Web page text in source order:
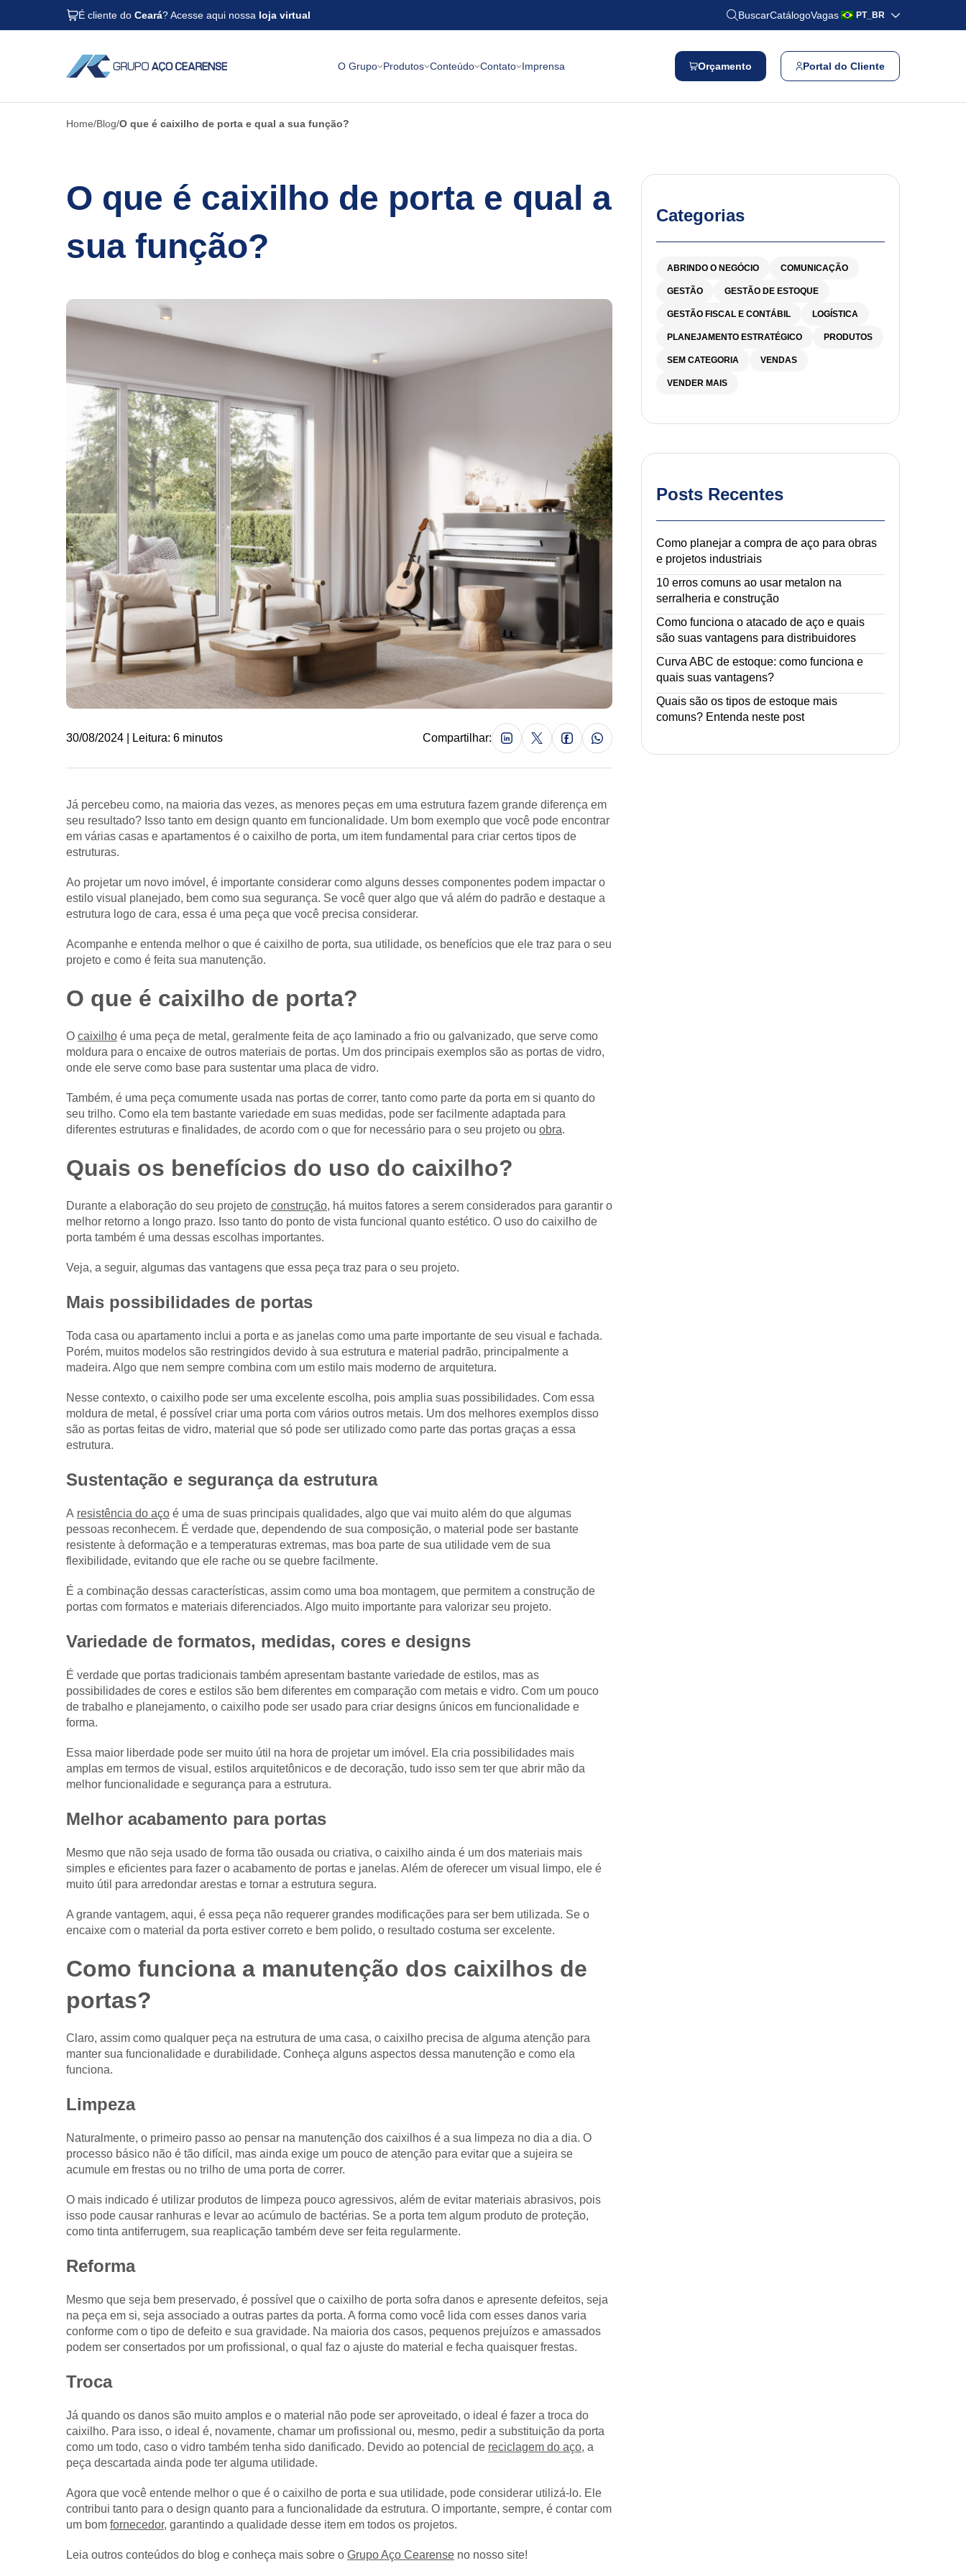
É cliente doCeará? Acesse aqui nossa loja virtual BuscarCatálogoVagas PT_BR
O Grupo Produtos Conteúdo Contato Imprensa Orçamento Portal do Cliente
Home Blog O que é caixilho de porta e qual a sua função?
O que é caixilho de porta e qual a
sua função?
30/08/2024 | Leitura: 6 minutos Compartilhar:
Já percebeu como, na maioria das vezes, as menores peças em uma estrutura fazem grande diferença em
seu resultado? Isso tanto em design quanto em funcionalidade. Um bom exemplo que você pode encontrar
em várias casas e apartamentos é o caixilho de porta, um item fundamental para criar certos tipos de
estruturas.
Ao projetar um novo imóvel, é importante considerar como alguns desses componentes podem impactar o
estilo visual planejado, bem como sua segurança. Se você quer algo que vá além do padrão e destaque a
estrutura logo de cara, essa é uma peça que você precisa considerar.
Acompanhe e entenda melhor o que é caixilho de porta, sua utilidade, os benefícios que ele traz para o seu
projeto e como é feita sua manutenção.
O que é caixilho de porta?
O caixilho é uma peça de metal, geralmente feita de aço laminado a frio ou galvanizado, que serve como
moldura para o encaixe de outros materiais de portas. Um dos principais exemplos são as portas de vidro,
onde ele serve como base para sustentar uma placa de vidro.
Também, é uma peça comumente usada nas portas de correr, tanto como parte da porta em si quanto do
seu trilho. Como ela tem bastante variedade em suas medidas, pode ser facilmente adaptada para
diferentes estruturas e finalidades, de acordo com o que for necessário para o seu projeto ou obra.
Quais os benefícios do uso do caixilho?
Durante a elaboração do seu projeto de construção, há muitos fatores a serem considerados para garantir o
melhor retorno a longo prazo. Isso tanto do ponto de vista funcional quanto estético. O uso do caixilho de
porta também é uma dessas escolhas importantes.
Veja, a seguir, algumas das vantagens que essa peça traz para o seu projeto.
Mais possibilidades de portas
Toda casa ou apartamento inclui a porta e as janelas como uma parte importante de seu visual e fachada.
Porém, muitos modelos são restringidos devido à sua estrutura e material padrão, principalmente a
madeira. Algo que nem sempre combina com um estilo mais moderno de arquitetura.
Nesse contexto, o caixilho pode ser uma excelente escolha, pois amplia suas possibilidades. Com essa
moldura de metal, é possível criar uma porta com vários outros metais. Um dos melhores exemplos disso
são as portas feitas de vidro, material que só pode ser utilizado como parte das portas graças a essa
estrutura.
Sustentação e segurança da estrutura
A resistência do aço é uma de suas principais qualidades, algo que vai muito além do que algumas
pessoas reconhecem. É verdade que, dependendo de sua composição, o material pode ser bastante
resistente à deformação e a temperaturas extremas, mas boa parte de sua utilidade vem de sua
flexibilidade, evitando que ele rache ou se quebre facilmente.
É a combinação dessas características, assim como uma boa montagem, que permitem a construção de
portas com formatos e materiais diferenciados. Algo muito importante para valorizar seu projeto.
Variedade de formatos, medidas, cores e designs
É verdade que portas tradicionais também apresentam bastante variedade de estilos, mas as
possibilidades de cores e estilos são bem diferentes em comparação com metais e vidro. Com um pouco
de trabalho e planejamento, o caixilho pode ser usado para criar designs únicos em funcionalidade e
forma.
Essa maior liberdade pode ser muito útil na hora de projetar um imóvel. Ela cria possibilidades mais
amplas em termos de visual, estilos arquitetônicos e de decoração, tudo isso sem ter que abrir mão da
melhor funcionalidade e segurança para a estrutura.
Melhor acabamento para portas
Mesmo que não seja usado de forma tão ousada ou criativa, o caixilho ainda é um dos materiais mais
simples e eficientes para fazer o acabamento de portas e janelas. Além de oferecer um visual limpo, ele é
muito útil para arredondar arestas e tornar a estrutura segura.
A grande vantagem, aqui, é essa peça não requerer grandes modificações para ser bem utilizada. Se o
encaixe com o material da porta estiver correto e bem polido, o resultado costuma ser excelente.
Como funciona a manutenção dos caixilhos de
portas?
Claro, assim como qualquer peça na estrutura de uma casa, o caixilho precisa de alguma atenção para
manter sua funcionalidade e durabilidade. Conheça alguns aspectos dessa manutenção e como ela
funciona.
Limpeza
Naturalmente, o primeiro passo ao pensar na manutenção dos caixilhos é a sua limpeza no dia a dia. O
processo básico não é tão difícil, mas ainda exige um pouco de atenção para evitar que a sujeira se
acumule em frestas ou no trilho de uma porta de correr.
O mais indicado é utilizar produtos de limpeza pouco agressivos, além de evitar materiais abrasivos, pois
isso pode causar ranhuras e levar ao acúmulo de bactérias. Se a porta tem algum produto de proteção,
como tinta antiferrugem, sua reaplicação também deve ser feita regularmente.
Reforma
Mesmo que seja bem preservado, é possível que o caixilho de porta sofra danos e apresente defeitos, seja
na peça em si, seja associado a outras partes da porta. A forma como você lida com esses danos varia
conforme com o tipo de defeito e sua gravidade. Na maioria dos casos, pequenos prejuízos e amassados
podem ser consertados por um profissional, o qual faz o ajuste do material e fecha quaisquer frestas.
Troca
Já quando os danos são muito amplos e o material não pode ser aproveitado, o ideal é fazer a troca do
caixilho. Para isso, o ideal é, novamente, chamar um profissional ou, mesmo, pedir a substituição da porta
como um todo, caso o vidro também tenha sido danificado. Devido ao potencial de reciclagem do aço, a
peça descartada ainda pode ter alguma utilidade.
Agora que você entende melhor o que é o caixilho de porta e sua utilidade, pode considerar utilizá-lo. Ele
contribui tanto para o design quanto para a funcionalidade da estrutura. O importante, sempre, é contar com
um bom fornecedor, garantindo a qualidade desse item em todos os projetos.
Leia outros conteúdos do blog e conheça mais sobre o Grupo Aço Cearense no nosso site!
Categorias
ABRINDO O NEGÓCIO COMUNICAÇÃO
GESTÃO GESTÃO DE ESTOQUE
GESTÃO FISCAL E CONTÁBIL LOGÍSTICA
PLANEJAMENTO ESTRATÉGICO PRODUTOS
SEM CATEGORIA VENDAS
VENDER MAIS
Posts Recentes
Como planejar a compra de aço para obras
e projetos industriais
10 erros comuns ao usar metalon na
serralheria e construção
Como funciona o atacado de aço e quais
são suas vantagens para distribuidores
Curva ABC de estoque: como funciona e
quais suas vantagens?
Quais são os tipos de estoque mais
comuns? Entenda neste post